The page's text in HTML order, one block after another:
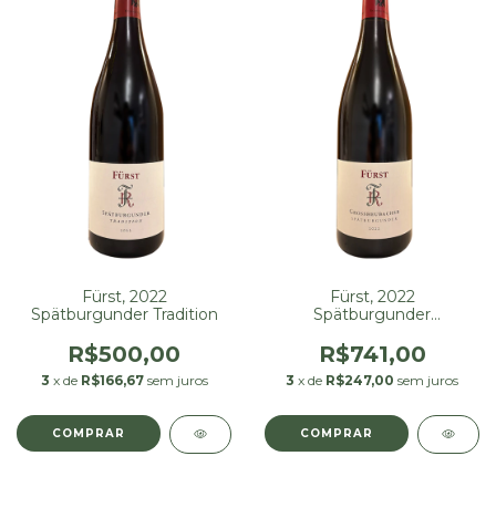
Fürst, 2022
Spätburgunder Tradition
R$500,00
3 x de R$166,67 sem juros
Fürst, 2022
Spätburgunder
R$741,00
3 x de R$247,00 sem juros